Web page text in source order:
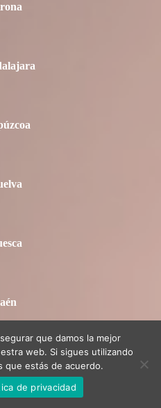
que damos la mejor
web. Si sigues utilizando
que estás de acuerdo.
de privacidad